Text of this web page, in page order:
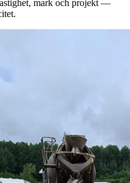
mark och projekt —